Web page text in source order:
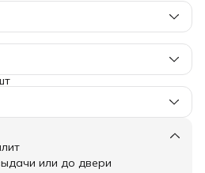
или до двери